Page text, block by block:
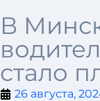
В
стало
26 августа,